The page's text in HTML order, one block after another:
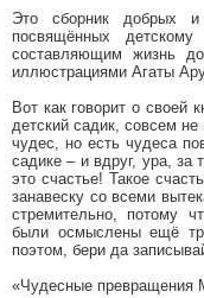
Это сборник добрых
посвящённых
составляющим жизнь
иллюстрациями Агаты
Вот как говорит о своей
детский садик, совсем
чудес, но есть чудеса
садике – и вдруг, ура,
это счастье! Такое
занавеску со всеми
стремительно, потому
были осмыслены ещё
поэтом, бери да
«Чудесные превращения